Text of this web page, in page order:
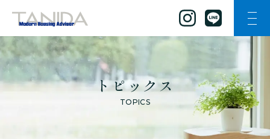
谷田工務店のトップページへ移動
ナビ
トピックス
TOPICS